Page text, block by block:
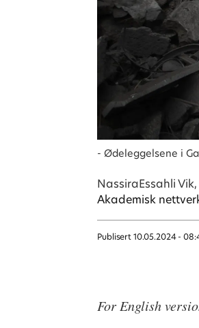
- Ødeleggelsene i
NassiraEssahli Vik,
Akademisk
Publisert 10.05.2024 -
For English